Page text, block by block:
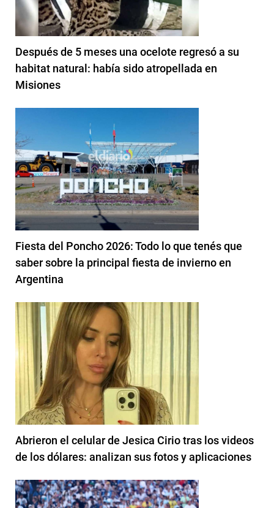
Después de 5 meses una ocelote regresó a su
habitat natural: había sido atropellada en
Misiones
Fiesta del Poncho 2026: Todo lo que tenés que
saber sobre la principal fiesta de invierno en
Argentina
Abrieron el celular de Jesica Cirio tras los videos
de los dólares: analizan sus fotos y aplicaciones